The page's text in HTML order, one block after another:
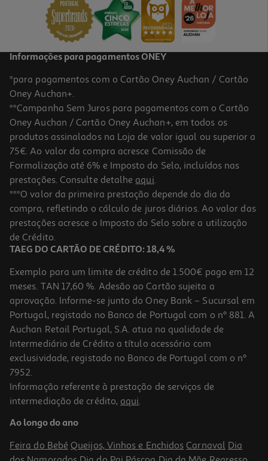
-17%
5.0
Caderno Agrafado Pautado A5 Mitos 80 Folhas Cores Sortidas
0.99 €/un
Price reduced from
1,19 €to
0,99 €
Promoção
-35%
Caderno Agrafado Pautado A5 Oxford 48 Folhas Cores Sortidas
2.19 €/un
2,19 €
Promoção
Informações para pagamentos ONEY
*para pagamentos com o Cartão Oney Auchan / Cartão
Oney Auchan+.
**Campanha Sem Juros para pagamentos com o Cartão
Oney Auchan / Cartão Oney Auchan+, em todos os
produtos assinalados na Loja de valor igual ou superior a
75€. Ao valor da compra acresce Comissão de
Formalização até 6% e Imposto do Selo, incluídos nas
prestações. Consulte detalhe aqui.
***O valor da primeira prestação depende do dia da
compra, refletindo o cálculo de juros diários. Ao valor das
prestações acresce o Imposto do Selo sobre a utilização
de Crédito.
TAEG DO CARTÃO DE CRÉDITO: 18,4 %
Exemplo para um limite de crédito de 1.500€ pago em 12
meses. TAN 17,60 %. Adesão ao Cartão sujeita a
aprovação. Informe-se junto do Oney Bank – Sucursal em
Portugal, registado no Banco de Portugal com o nº 881. A
Auchan Retail Portugal, S.A. atua na qualidade de
Intermediário de Crédito a título acessório com
exclusividade, registado no Banco de Portugal com o nº
7952.
Informação referente à prestação de serviços de
intermediação de crédito, aqui.
Ao longo do ano
Feira do Bebé Queijos, Vinhos e Enchidos Carnaval Dia